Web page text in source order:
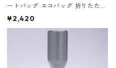
ートバッグ エコバッグ 折りたたみ
大きめ 撥水加工 収納ポーチ CRO
CODILE/Black クロコダイル/ブラ
¥2,420